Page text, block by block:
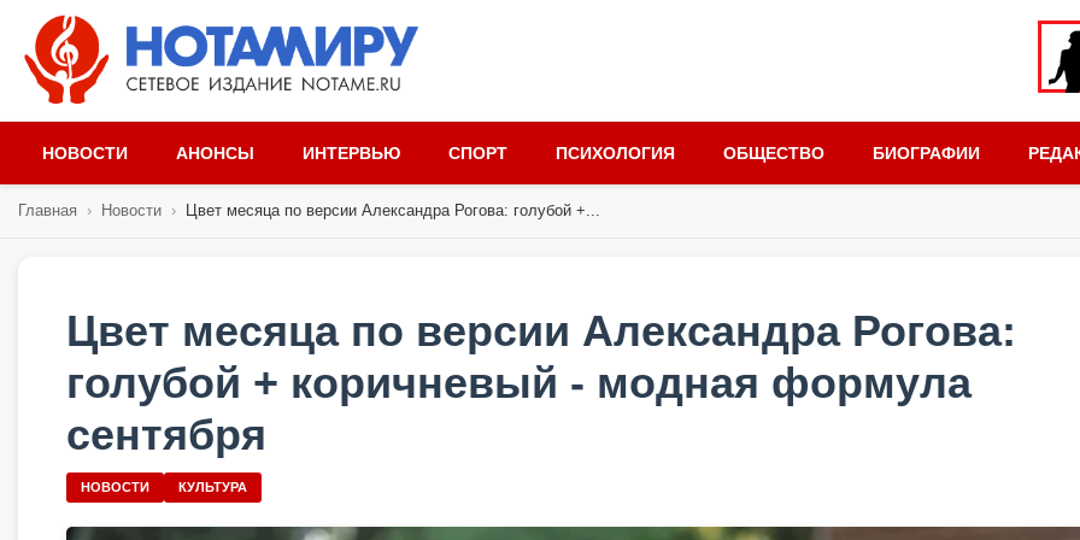
НОВОСТИ АНОНСЫ ИНТЕРВЬЮ СПОРТ ПСИХОЛОГИЯ ОБЩЕСТВО БИОГРАФИИ
Главная › Новости › Цвет месяца по версии Александра Рогова: голубой +...
Цвет месяца по версии Александра Рогова:
голубой + коричневый - модная формула
сентября
НОВОСТИ КУЛЬТУРА